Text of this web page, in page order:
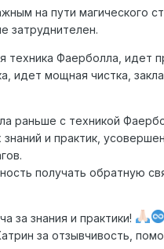
на пути магического
затруднителен.
техника Фаерболла, идет
идет мощная чистка,
раньше с техникой
и практик,
получать обратную
за знания и практики!
за отзывчивость,